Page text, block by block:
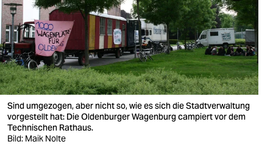
nord
wahrheit
verlag
verlag
veranstaltungen
shop
Sind umgezogen, aber nicht so, wie es sich die Stadtverwaltung
vorgestellt hat: Die Oldenburger Wagenburg campiert vor dem
Technischen Rathaus.
Bild: Maik Nolte